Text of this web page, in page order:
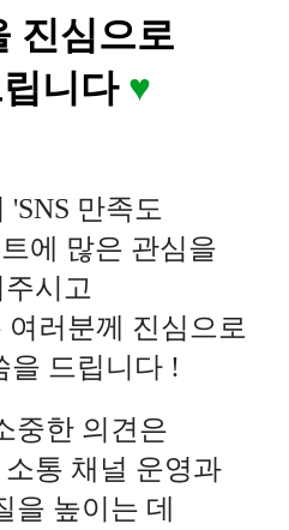
진심으로
니다 ♥
'SNS 만족도
에 많은 관심을
시고
러분께 진심으로
을 드립니다 !
중한 의견은
통 채널 운영과
을 높이는 데